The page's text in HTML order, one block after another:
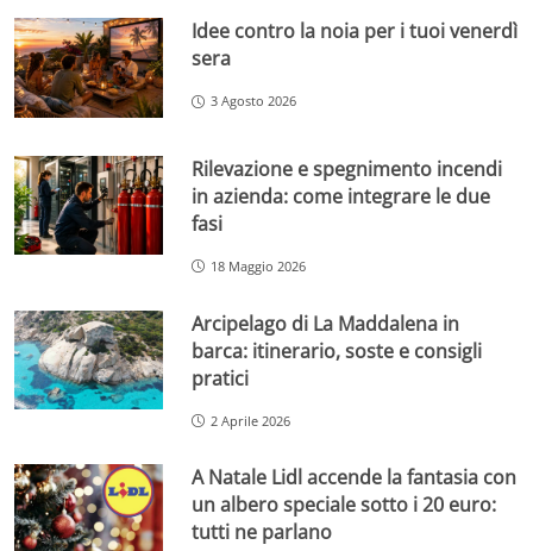
Idee contro la noia per i tuoi venerdì
sera
3 Agosto 2026
Rilevazione e spegnimento incendi
in azienda: come integrare le due
fasi
18 Maggio 2026
Arcipelago di La Maddalena in
barca: itinerario, soste e consigli
pratici
2 Aprile 2026
A Natale Lidl accende la fantasia con
un albero speciale sotto i 20 euro:
tutti ne parlano